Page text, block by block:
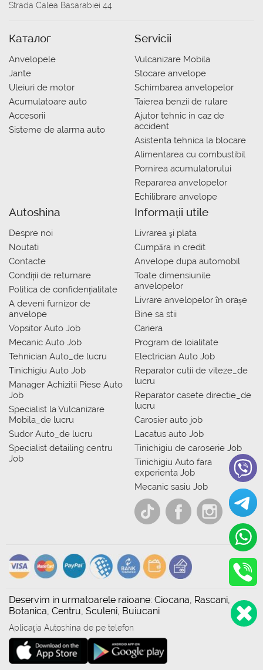
Strada Calea Basarabiei 44
Каталог
Anvelopele
Jante
Uleiuri de motor
Acumulatoare auto
Accesorii
Sisteme de alarma auto
Servicii
Vulcanizare Mobila
Stocare anvelope
Schimbarea anvelopelor
Taierea benzii de rulare
Ajutor tehnic in caz de
accident
Asistenta tehnica la blocare
Alimentarea cu combustibil
Pornirea acumulatorului
Repararea anvelopelor
Echilibrare anvelope
Autoshina
Despre noi
Noutati
Contacte
Condiții de returnare
Politica de confidențialitate
A deveni furnizor de
anvelope
Vopsitor Auto Job
Mecanic Auto Job
Tehnician Auto_de lucru
Tinichigiu Auto Job
Manager Achizitii Piese Auto
Job
Specialist la Vulcanizare
Mobila_de lucru
Sudor Auto_de lucru
Specialist detailing centru
Job
Informații utile
Livrarea şi plata
Сumpăra in credit
Anvelope dupa automobil
Toate dimensiunile
anvelopelor
Livrare anvelopelor în orașe
Bine sa stii
Cariera
Program de loialitate
Electrician Auto Job
Reparator cutii de viteze_de
lucru
Reparator casete directie_de
lucru
Carosier auto job
Lacatus auto Job
Tinichigiu de caroserie Job
Tinichigiu Auto fara
experienta Job
Mecanic sasiu Job
Deservim in urmatoarele raioane: Ciocana, Rascani,
Botanica, Centru, Sculeni, Buiucani
Aplicația Autoshina de pe telefon